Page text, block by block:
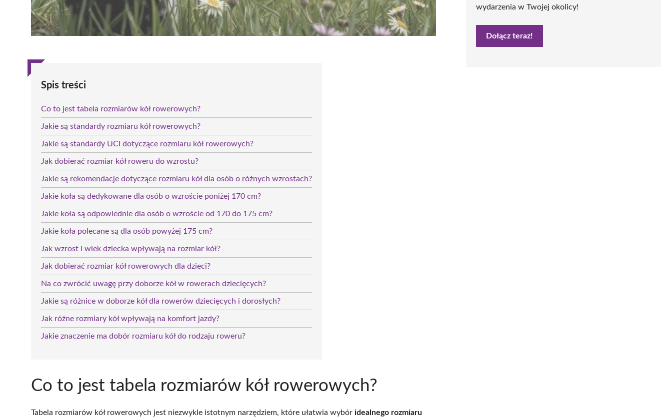
Spis treści
Co to jest tabela rozmiarów kół rowerowych?
Jakie są standardy rozmiaru kół rowerowych?
Jakie są standardy UCI dotyczące rozmiaru kół rowerowych?
Jak dobierać rozmiar kół roweru do wzrostu?
Jakie są rekomendacje dotyczące rozmiaru kół dla osób o różnych wzrostach?
Jakie koła są dedykowane dla osób o wzroście poniżej 170 cm?
Jakie koła są odpowiednie dla osób o wzroście od 170 do 175 cm?
Jakie koła polecane są dla osób powyżej 175 cm?
Jak wzrost i wiek dziecka wpływają na rozmiar kół?
Jak dobierać rozmiar kół rowerowych dla dzieci?
Na co zwrócić uwagę przy doborze kół w rowerach dziecięcych?
Jakie są różnice w doborze kół dla rowerów dziecięcych i dorosłych?
Jak różne rozmiary kół wpływają na komfort jazdy?
Jakie znaczenie ma dobór rozmiaru kół do rodzaju roweru?
Co to jest tabela rozmiarów kół rowerowych?
Tabela rozmiarów kół rowerowych jest niezwykle istotnym narzędziem, które ułatwia wybór idealnego rozmiaru
wydarzenia w Twojej okolicy!
Dołącz teraz!